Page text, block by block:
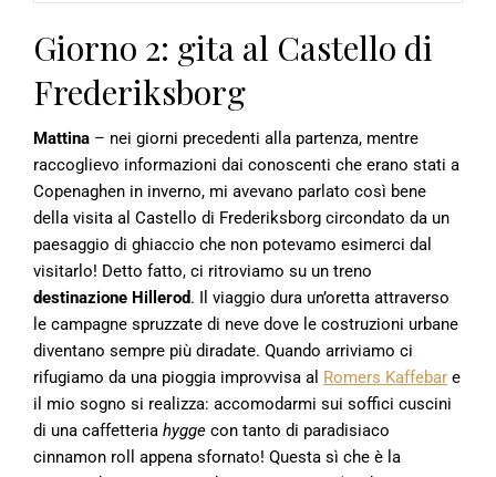
Giorno 2: gita al Castello di
Frederiksborg
Mattina – nei giorni precedenti alla partenza, mentre
raccoglievo informazioni dai conoscenti che erano stati a
Copenaghen in inverno, mi avevano parlato così bene
della visita al Castello di Frederiksborg circondato da un
paesaggio di ghiaccio che non potevamo esimerci dal
visitarlo! Detto fatto, ci ritroviamo su un treno
destinazione Hillerod. Il viaggio dura un’oretta attraverso
le campagne spruzzate di neve dove le costruzioni urbane
diventano sempre più diradate. Quando arriviamo ci
rifugiamo da una pioggia improvvisa al Romers Kaffebar e
il mio sogno si realizza: accomodarmi sui soffici cuscini
di una caffetteria hygge con tanto di paradisiaco
cinnamon roll appena sfornato! Questa sì che è la